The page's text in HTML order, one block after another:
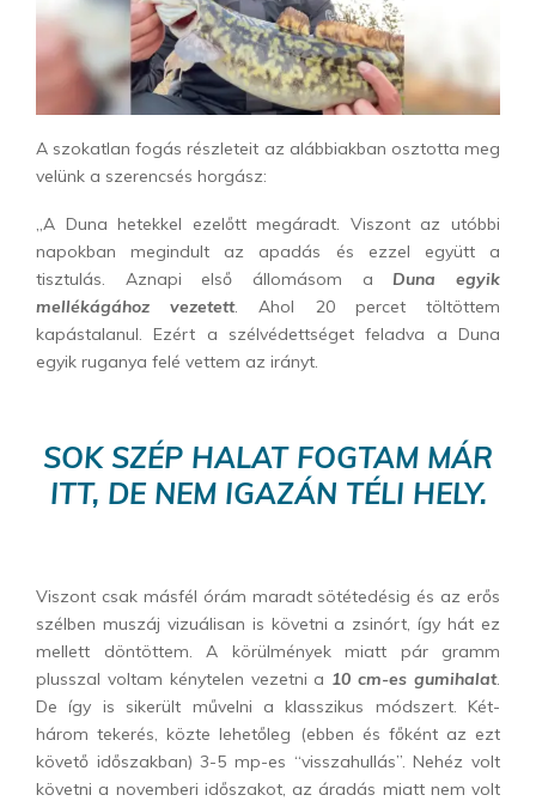
A szokatlan fogás részleteit az alábbiakban osztotta meg
velünk a szerencsés horgász:
„A Duna hetekkel ezelőtt megáradt. Viszont az utóbbi
napokban megindult az apadás és ezzel együtt a
tisztulás. Aznapi első állomásom a Duna egyik
mellékágához vezetett. Ahol 20 percet töltöttem
kapástalanul. Ezért a szélvédettséget feladva a Duna
egyik ruganya felé vettem az irányt.
SOK SZÉP HALAT FOGTAM MÁR
ITT, DE NEM IGAZÁN TÉLI HELY.
Viszont csak másfél órám maradt sötétedésig és az erős
szélben muszáj vizuálisan is követni a zsinórt, így hát ez
mellett döntöttem. A körülmények miatt pár gramm
plusszal voltam kénytelen vezetni a 10 cm-es gumihalat.
De így is sikerült művelni a klasszikus módszert. Két-
három tekerés, közte lehetőleg (ebben és főként az ezt
követő időszakban) 3-5 mp-es “visszahullás”. Nehéz volt
követni a novemberi időszakot, az áradás miatt nem volt